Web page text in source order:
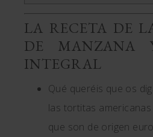
LA RECETA DE
DE MANZANA
INTEGRAL
Qué queréis que os
las tortitas
que son de origen